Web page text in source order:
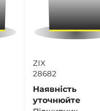
ZIX
28682
Наявність
уточнюйте